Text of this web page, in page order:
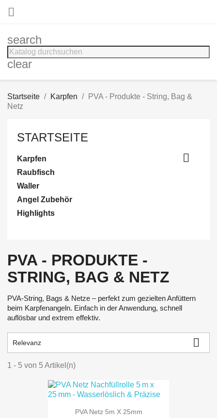

search
clear
Startseite Karpfen
PVA - Produkte - String, Bag &
Netz
STARTSEITE
Karpfen 
Raubfisch
Waller
Angel Zubehör
Highlights
PVA - PRODUKTE -
STRING, BAG & NETZ
PVA-String, Bags & Netze – perfekt zum gezielten Anfüttern
beim Karpfenangeln. Einfach in der Anwendung, schnell
auflösbar und extrem effektiv.
Relevanz 
1 - 5 von 5 Artikel(n)
PVA Netz 5m X 25mm